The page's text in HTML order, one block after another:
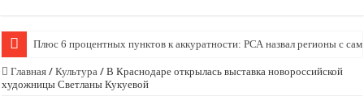
Плюс 6 процентных пунктов к аккуратности: РСА назвал регионы с
Главная / Культура / В Краснодаре открылась выставка новороссийской
художницы Светланы Кукуевой